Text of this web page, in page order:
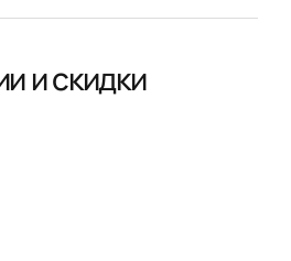
и скидки